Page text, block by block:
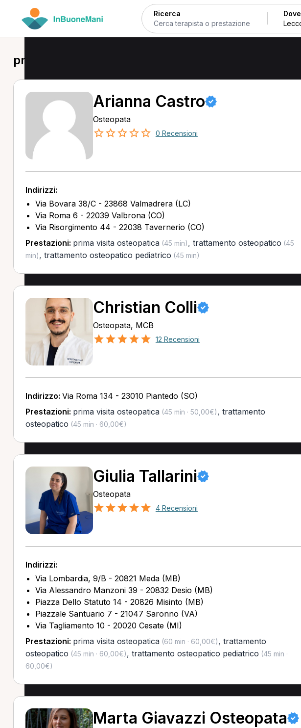
Ricerca Dove
prima visita osteopatica a Lecco
Arianna Castro
Osteopata
0 Recensioni
Indirizzi:
Via Bovara 38/C - 23868 Valmadrera (LC)
Via Roma 6 - 22039 Valbrona (CO)
Via Risorgimento 44 - 22038 Tavernerio (CO)
Prestazioni: prima visita osteopatica(45 min), trattamento osteopatico (45
min), trattamento osteopatico pediatrico (45 min)
Christian Colli
Osteopata, MCB
12 Recensioni
Indirizzo: Via Roma 134 - 23010 Piantedo (SO)
Prestazioni: prima visita osteopatica(45 min · 50,00€), trattamento
osteopatico (45 min · 60,00€)
Giulia Tallarini
Osteopata
4 Recensioni
Indirizzi:
Via Lombardia, 9/B - 20821 Meda (MB)
Via Alessandro Manzoni 39 - 20832 Desio (MB)
Piazza Dello Statuto 14 - 20826 Misinto (MB)
Piazzale Santuario 7 - 21047 Saronno (VA)
Via Tagliamento 10 - 20020 Cesate (MI)
Prestazioni: prima visita osteopatica(60 min · 60,00€), trattamento
osteopatico (45 min · 60,00€), trattamento osteopatico pediatrico (45 min ·
60,00€)
Marta Giavazzi Osteopata